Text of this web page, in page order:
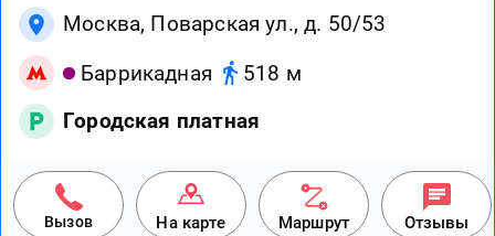
Москва, Поварская ул., д. 50/53
Баррикадная
518 м
Городская платная
Вызов На карте Маршрут Отзывы